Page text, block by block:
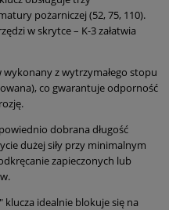
pożarniczej (52, 75, 110).
w skrytce – K-3 załatwia
wykonany z wytrzymałego stopu
co gwarantuje odporność
dobrana długość
dużej siły przy minimalnym
zapieczonych lub
klucza idealnie blokuje się na